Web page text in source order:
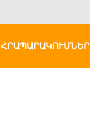
ՀՐԱՊԱՐԱԿՈՒՄՆԵՐ